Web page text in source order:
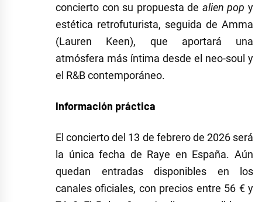
concierto con su propuesta de alien pop y
estética retrofuturista, seguida de Amma
(Lauren Keen), que aportará una
atmósfera más íntima desde el neo-soul y
el R&B contemporáneo.
Información práctica
El concierto del 13 de febrero de 2026 será
la única fecha de Raye en España. Aún
quedan entradas disponibles en los
canales oficiales, con precios entre 56 € y